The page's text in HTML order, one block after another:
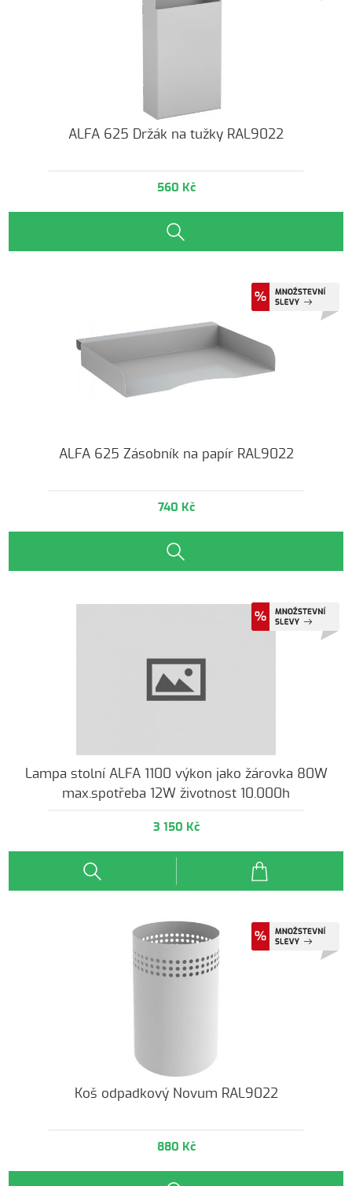
ALFA 625 Držák na tužky RAL9022
560 Kč
ALFA 625 Zásobník na papír RAL9022
740 Kč
Lampa stolní ALFA 1100 výkon jako žárovka 80W
max.spotřeba 12W životnost 10.000h
3 150 Kč
Koš odpadkový Novum RAL9022
880 Kč